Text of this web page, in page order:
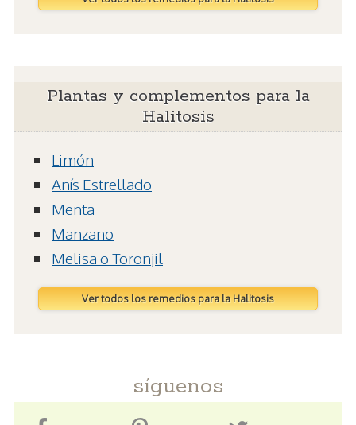
Plantas y complementos para la
Halitosis
Limón
Anís Estrellado
Menta
Manzano
Melisa o Toronjil
Ver todos los remedios para la Halitosis
síguenos